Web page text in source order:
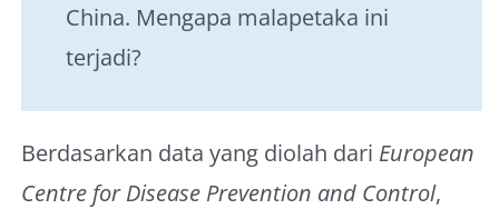
China. Mengapa malapetaka ini
terjadi?
Berdasarkan data yang diolah dari European
Centre for Disease Prevention and Control,